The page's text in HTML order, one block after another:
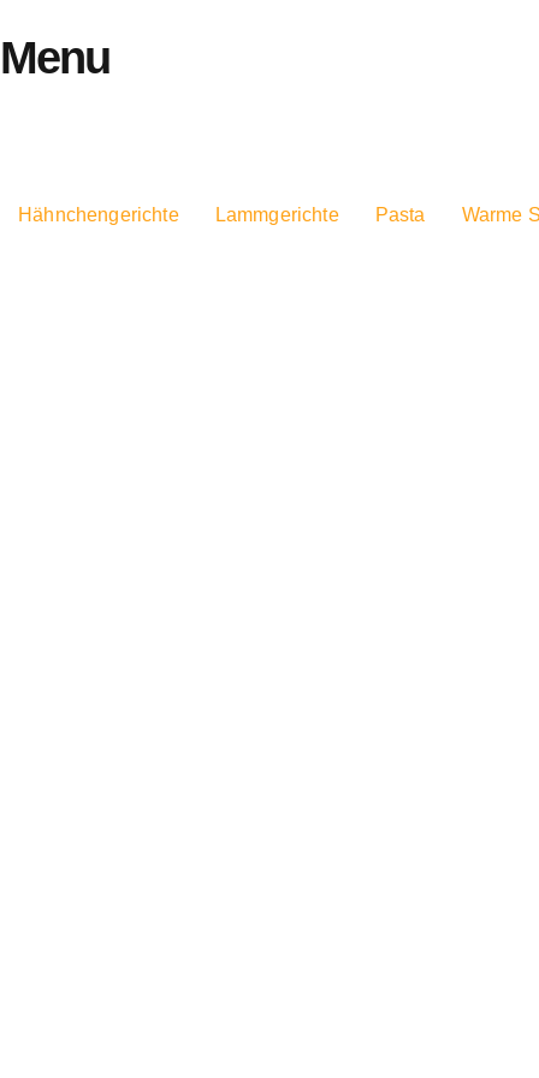
Menu
Hähnchengerichte Lammgerichte Pasta Warme